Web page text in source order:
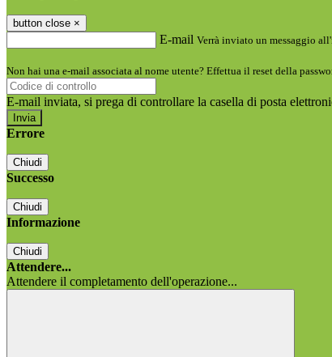
button close ×
E-mail Verrà inviato un messaggio
Non hai una e-mail associata al nome utente? Effettua il reset della
E-mail inviata, si prega di controllare la casella di posta
Errore
Chiudi
Successo
Chiudi
Informazione
Chiudi
Attendere...
Attendere il completamento dell'operazione...